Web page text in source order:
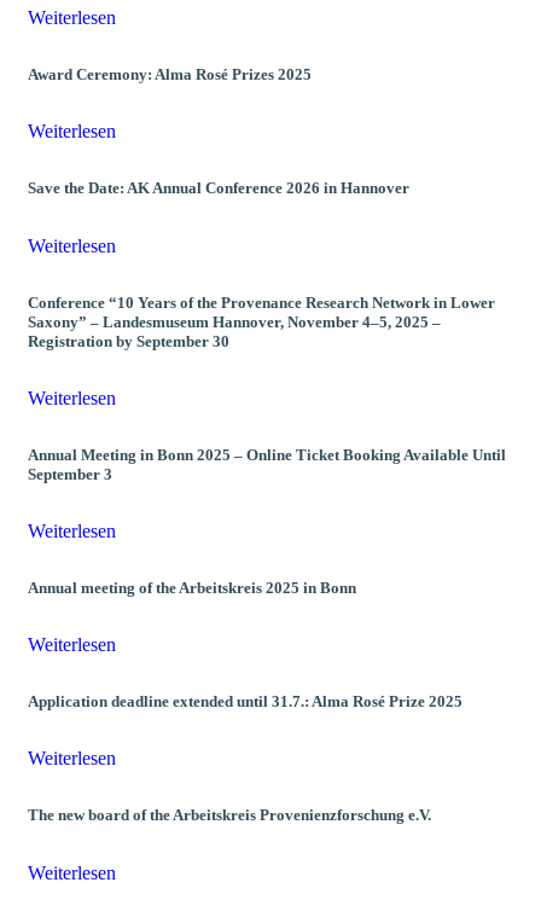
Weiterlesen
Award Ceremony: Alma Rosé Prizes 2025
Weiterlesen
Save the Date: AK Annual Conference 2026 in Hannover
Weiterlesen
Conference “10 Years of the Provenance Research Network in Lower
Saxony” – Landesmuseum Hannover, November 4–5, 2025 –
Registration by September 30
Weiterlesen
Annual Meeting in Bonn 2025 – Online Ticket Booking Available Until
September 3
Weiterlesen
Annual meeting of the Arbeitskreis 2025 in Bonn
Weiterlesen
Application deadline extended until 31.7.: Alma Rosé Prize 2025
Weiterlesen
The new board of the Arbeitskreis Provenienzforschung e.V.
Weiterlesen